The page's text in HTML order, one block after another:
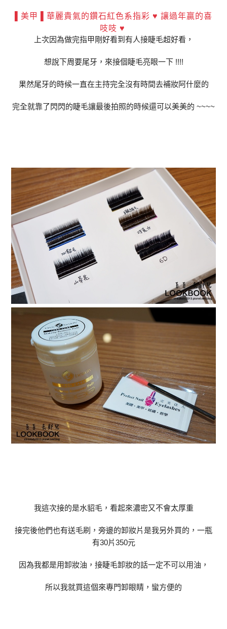
▌美甲 ▌華麗貴氣的鑽石紅色系指彩 ♥ 讓過年贏的喜
吱吱 ♥
上次因為做完指甲剛好看到有人接睫毛超好看，
想說下周要尾牙，來接個睫毛亮眼一下 !!!!
果然尾牙的時候一直在主持完全沒有時間去補妝阿什麼的
完全就靠了閃閃的睫毛讓最後拍照的時候還可以美美的 ~~~~
我這次接的是水貂毛，看起來濃密又不會太厚重
接完後他們也有送毛刷，旁邊的卸妝片是我另外買的，一瓶
有30片350元
因為我都是用卸妝油，接睫毛卸妝的話一定不可以用油，
所以我就買這個來專門卸眼睛，蠻方便的